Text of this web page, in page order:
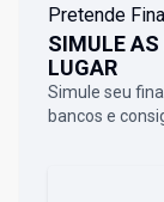
Pretende
SIMULE
LUGAR
Simule seu
bancos e